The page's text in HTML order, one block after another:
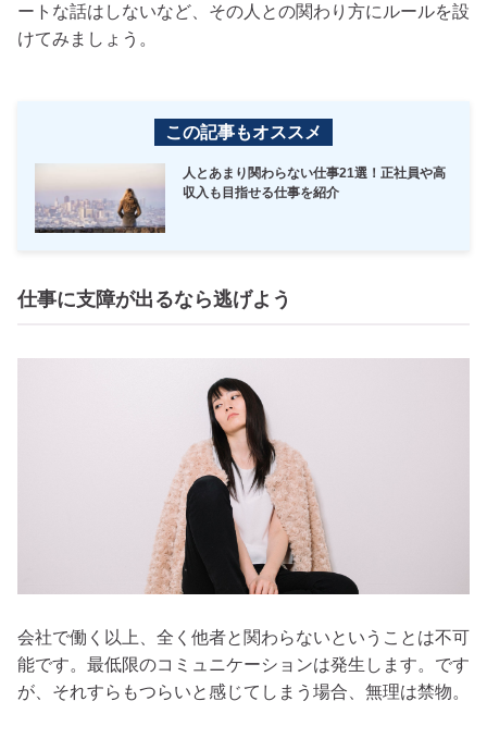
ートな話はしないなど、その人との関わり方にルールを設
けてみましょう。
この記事もオススメ
人とあまり関わらない仕事21選！正社員や高
収入も目指せる仕事を紹介
仕事に支障が出るなら逃げよう
会社で働く以上、全く他者と関わらないということは不可
能です。最低限のコミュニケーションは発生します。です
が、それすらもつらいと感じてしまう場合、無理は禁物。